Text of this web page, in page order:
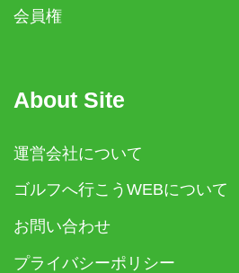
会員権
About Site
運営会社について
ゴルフへ行こうWEBについて
お問い合わせ
プライバシーポリシー